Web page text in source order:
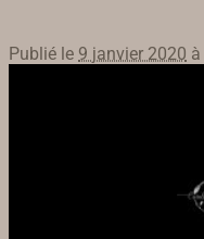
Publié le 9 janvier 2020 à